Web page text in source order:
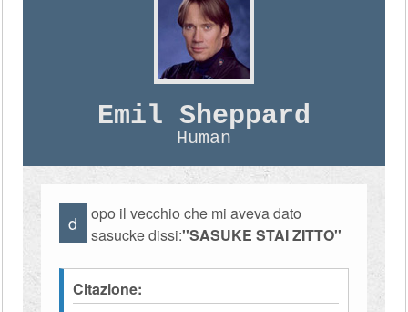
Emil Sheppard
Human
d
opo il vecchio che mi aveva dato
sasucke dissi:''SASUKE STAI ZITTO''
Citazione: